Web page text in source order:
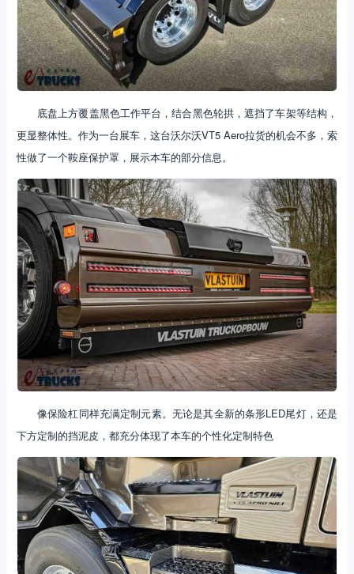
底盘上方覆盖黑色工作平台，结合黑色轮拱，遮挡了车架等结构，
更显整体性。作为一台展车，这台沃尔沃VT5 Aero拉货的机会不多，索
性做了一个鞍座保护罩，展示本车的部分信息。
像保险杠同样充满定制元素。无论是其全新的条形LED尾灯，还是
下方定制的挡泥皮，都充分体现了本车的个性化定制特色